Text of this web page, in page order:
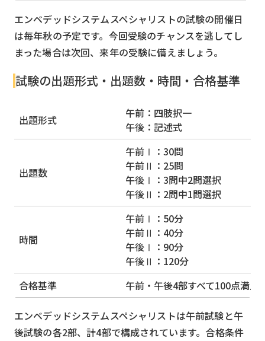
エンベデッドシステムスペシャリストの試験の開催日
は毎年秋の予定です。今回受験のチャンスを逃してし
まった場合は次回、来年の受験に備えましょう。
試験の出題形式・出題数・時間・合格基準
出題形式
午前：四肢択一
午後：記述式
出題数
午前Ⅰ：30問
午前Ⅱ：25問
午後Ⅰ：3問中2問選択
午後Ⅱ：2問中1問選択
時間
午前Ⅰ：50分
午前Ⅱ：40分
午後Ⅰ：90分
午後Ⅱ：120分
合格基準
午前・午後4部すべて100点満点
エンベデッドシステムスペシャリストは午前試験と午
後試験の各2部、計4部で構成されています。合格条件